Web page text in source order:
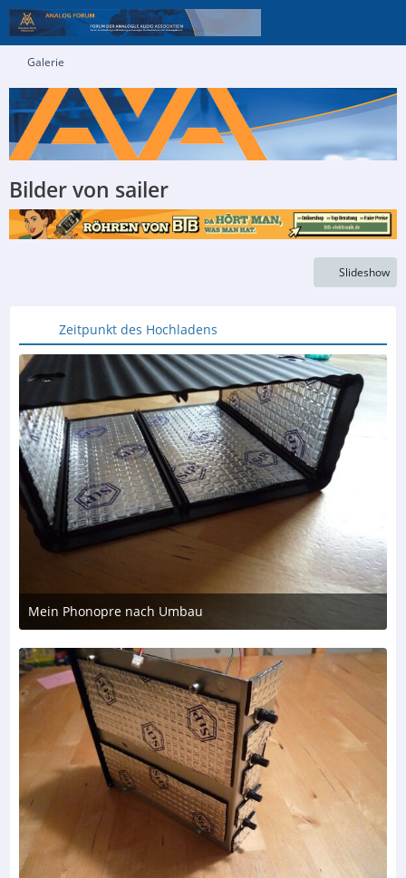
Galerie
Bilder von sailer
Slideshow
Zeitpunkt des Hochladens
Mein Phonopre nach Umbau
22. April 2017 um 15:37